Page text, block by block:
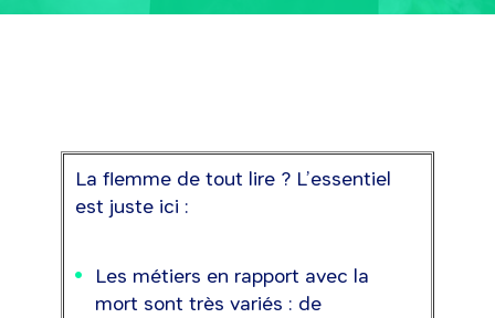
La flemme de tout lire ? L’essentiel
est juste ici :
Les métiers en rapport avec la
mort sont très variés : de